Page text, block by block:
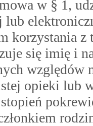
w § 1,
lub
korzystania z
się imię i
względów
opieki lub